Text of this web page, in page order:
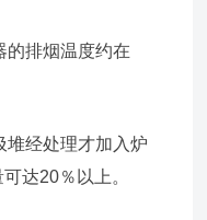
的排烟温度约在
堆经处理才加入炉
达20％以上。